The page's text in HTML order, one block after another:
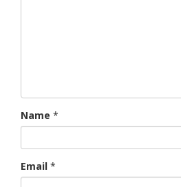
Name *
Email *